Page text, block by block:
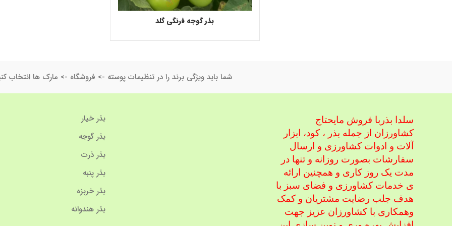
بذر گوجه فرنگی گلد
شما باید ویژگی برند را در تنظیمات پوسته -> فروشگاه -> مارک ها انتخاب
سلدا بذربا فروش مایحتاج
کشاورزان از جمله بذر ، کود، ابزار
آلات و ادوات کشاورزی و ارسال
سفارشات بصورت روزانه و تنها در
مدت یک روز کاری و همچنین ارائه
ی خدمات کشاورزی و فضای سبز با
هدف جلب رضایت مشتریان و کمک
وهمکاری با کشاورزان عزیز جهت
بذر خیار
بذر گوجه
بذر ذرت
بذر پنبه
بذر خربزه
بذر هندوانه